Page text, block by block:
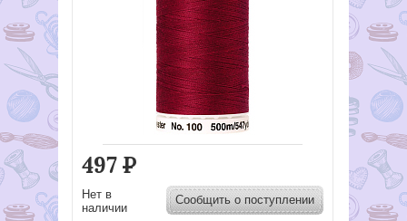
497Р
Нет в
наличии
Сообщить о поступлении